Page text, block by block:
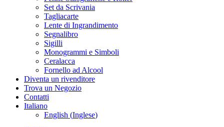
Set da Scrivania
Tagliacarte
Lente di Ingrandimento
Segnalibro
Sigilli
Monogrammi e Simboli
Ceralacca
Fornello ad Alcool
Diventa un rivenditore
Trova un Negozio
Contatti
Italiano
English (Inglese)